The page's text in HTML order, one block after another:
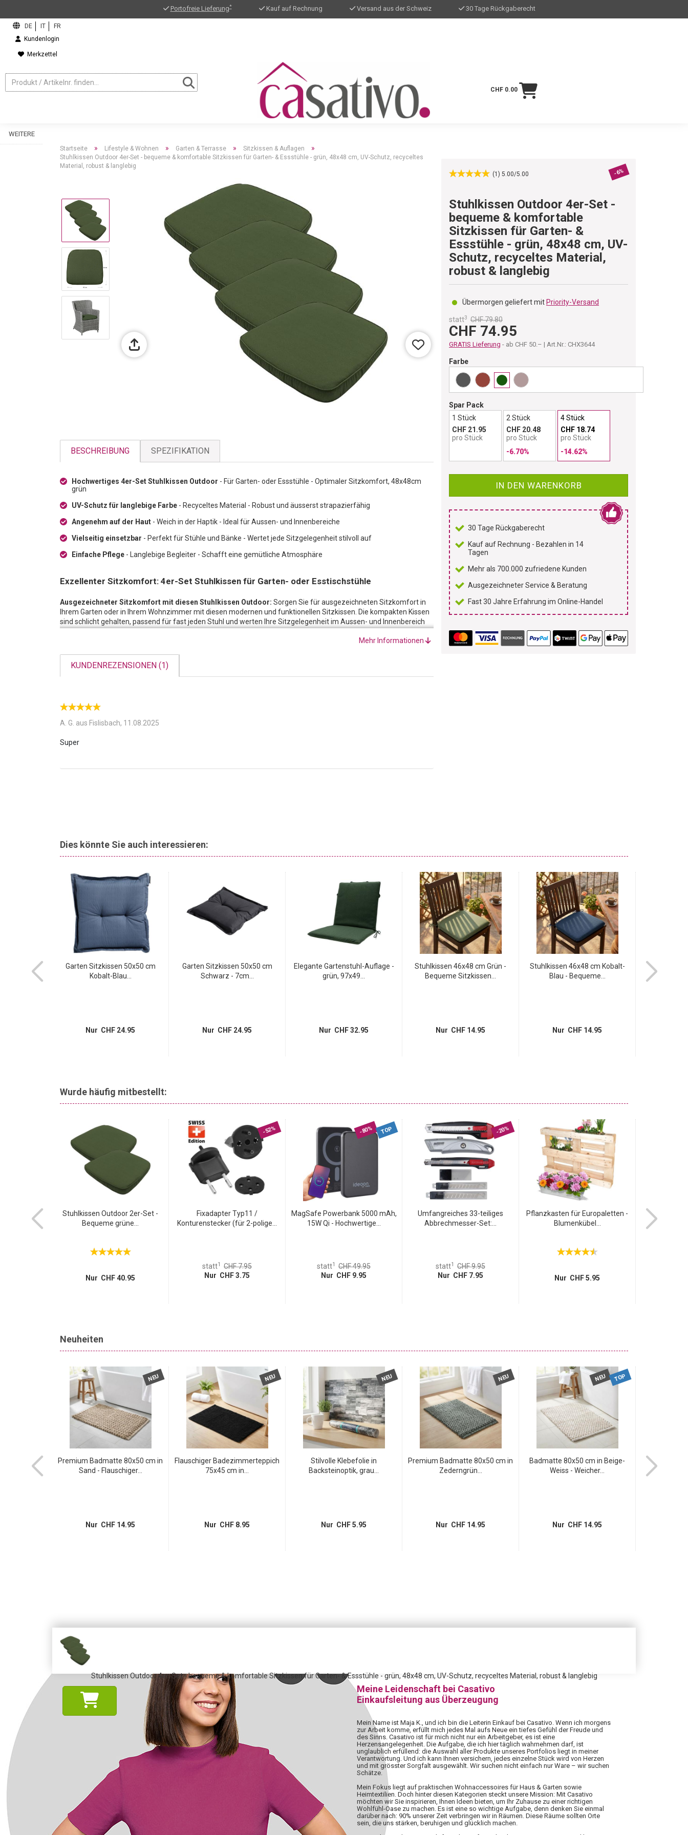
Portofreie Lieferung* Kauf auf Rechnung Versand aus der Schweiz 30 Tage Rückgaberecht
Kundenlogin
Merkzettel
CHF 0.00
WEITERE
Startseite » Lifestyle & Wohnen » Garten & Terrasse » Sitzkissen & Auflagen »
Stuhlkissen Outdoor 4er-Set - bequeme & komfortable Sitzkissen für Garten- & Essstühle - grün, 48x48 cm, UV-Schutz, recyceltes
Material, robust & langlebig
-6%
(1) 5.00/5.00
Stuhlkissen Outdoor 4er-Set -
bequeme & komfortable
Sitzkissen für Garten- &
Essstühle - grün, 48x48 cm, UV-
Schutz, recyceltes Material,
robust & langlebig
Übermorgen geliefert mit Priority-Versand
statt3 CHF 79.80
CHF 74.95
GRATIS Lieferung - ab CHF 50.– | Art.Nr.: CHX3644
Farbe
Spar Pack
1 Stück
CHF 21.95
pro Stück
2 Stück
CHF 20.48
pro Stück
-6.70%
4 Stück
CHF 18.74
pro Stück
-14.62%
IN DEN WARENKORB
30 Tage Rückgaberecht
Kauf auf Rechnung - Bezahlen in 14
Tagen
Mehr als 700.000 zufriedene Kunden
Ausgezeichneter Service & Beratung
Fast 30 Jahre Erfahrung im Online-Handel
BESCHREIBUNG SPEZIFIKATION
Hochwertiges 4er-Set Stuhlkissen Outdoor - Für Garten- oder Essstühle - Optimaler Sitzkomfort, 48x48cm
grün
UV-Schutz für langlebige Farbe - Recyceltes Material - Robust und äusserst strapazierfähig
Angenehm auf der Haut - Weich in der Haptik - Ideal für Aussen- und Innenbereiche
Vielseitig einsetzbar - Perfekt für Stühle und Bänke - Wertet jede Sitzgelegenheit stilvoll auf
Einfache Pflege - Langlebige Begleiter - Schafft eine gemütliche Atmosphäre
Exzellenter Sitzkomfort: 4er-Set Stuhlkissen für Garten- oder Esstischstühle
Ausgezeichneter Sitzkomfort mit diesen Stuhlkissen Outdoor: Sorgen Sie für ausgezeichneten Sitzkomfort in
Ihrem Garten oder in Ihrem Wohnzimmer mit diesen modernen und funktionellen Sitzkissen. Die kompakten Kissen
sind schlicht gehalten, passend für fast jeden Stuhl und werten Ihre Sitzgelegenheit im Aussen- und Innenbereich
Diese Stuhlkissen Outdoor sind aus einer äusserst haltbaren, zu 70% recycelten und
hervorragenden Material-Kombination - 50% Baumwolle, 45% Polyester und 5% anderes Material - hergestellt. Die
Zusammensetzung ist angenehm in der Haptik, fühlt sich weich auf der Haut an und verfügt über einen guten UV-
Schutz, die Farbe verblasst erst nach längerem Gebrauch. Das Material ist langlebig und strapazierfähig, die
auch auf einer Sitzbank den ultimativen Komfort! Egal ob eine Bank im Garten, auf der Terrasse oder im
Wohnzimmer - diese Polster werten Ihre Sitzecken stilvoll auf und schaffen eine gemütliche Atmosphäre.
Mehr Informationen
KUNDENREZENSIONEN (1)
A. G. aus Fislisbach, 11.08.2025
Dies könnte Sie auch interessieren:
taupe
Garten Sitzkissen 50x50 cm
Kobalt-Blau...
Nur CHF 24.95
Garten Sitzkissen 50x50 cm
Schwarz - 7cm...
Nur CHF 24.95
Elegante Gartenstuhl-Auflage -
grün, 97x49...
Nur CHF 32.95
Stuhlkissen 46x48 cm Grün -
Bequeme Sitzkissen...
Nur CHF 14.95
Stuhlkissen 46x48 cm Kobalt-
Blau - Bequeme...
Nur CHF 14.95
Stuhlkissen
Wurde häufig mitbestellt:
mit 2x
Stuhlkissen Outdoor 2er-Set -
Bequeme grüne...
Nur CHF 40.95
-52%
Fixadapter Typ11 /
Konturenstecker (für 2-polige...
statt1
CHF 7.95
Nur CHF 3.75
-80% TOP
MagSafe Powerbank 5000 mAh,
15W Qi - Hochwertige...
statt1
CHF 49.95
Nur CHF 9.95
-20%
Umfangreiches 33-teiliges
Abbrechmesser-Set:...
statt1
CHF 9.95
Nur CHF 7.95
Pflanzkasten für Europaletten -
Blumenkübel...
Nur CHF 5.95
LED
Neuheiten
NEU
Premium Badmatte 80x50 cm in
Sand - Flauschiger...
Nur CHF 14.95
NEU
Flauschiger Badezimmerteppich
75x45 cm in...
Nur CHF 8.95
NEU
Stilvolle Klebefolie in
Backsteinoptik, grau...
Nur CHF 5.95
NEU
Premium Badmatte 80x50 cm in
Zederngrün...
Nur CHF 14.95
NEU TOP
Badmatte 80x50 cm in Beige-
Weiss - Weicher...
Nur CHF 14.95
Max Hauri
Stuhlkissen Outdoor 4er-Set - bequeme & komfortable Sitzkissen für Garten- & Essstühle - grün, 48x48 cm, UV-Schutz, recyceltes Material, robust & langlebig
Meine Leidenschaft bei Casativo
Einkaufsleitung aus Überzeugung
Mein Name ist Maja K., und ich bin die Leiterin Einkauf bei Casativo. Wenn ich morgens
zur Arbeit komme, erfüllt mich jedes Mal aufs Neue ein tiefes Gefühl der Freude und
des Sinns. Casativo ist für mich nicht nur ein Arbeitgeber, es ist eine
Herzensangelegenheit. Die Aufgabe, die ich hier täglich wahrnehmen darf, ist
unglaublich erfüllend: die Auswahl aller Produkte unseres Portfolios liegt in meiner
Verantwortung. Und ich kann Ihnen versichern, jedes einzelne Stück wird von Herzen
und mit grösster Sorgfalt ausgewählt. Wir suchen nicht einfach nur Ware – wir suchen
Schätze.
Mein Fokus liegt auf praktischen Wohnaccessoires für Haus & Garten sowie
Heimtextilien. Doch hinter diesen Kategorien steckt unsere Mission: Mit Casativo
möchten wir Sie inspirieren, Ihnen Ideen bieten, um Ihr Zuhause zu einer richtigen
Wohlfühl-Oase zu machen. Es ist eine so wichtige Aufgabe, denn denken Sie einmal
darüber nach: 90% unserer Zeit verbringen wir in Räumen. Diese Räume sollten Orte
sein, die uns stärken, beruhigen und glücklich machen.